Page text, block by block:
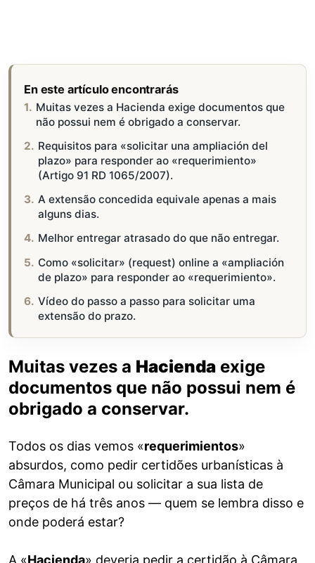
En este artículo encontrarás
Muitas vezes a Hacienda exige documentos que
não possui nem é obrigado a conservar.
Requisitos para «solicitar una ampliación del
plazo» para responder ao «requerimiento»
(Artigo 91 RD 1065/2007).
A extensão concedida equivale apenas a mais
alguns dias.
Melhor entregar atrasado do que não entregar.
Como «solicitar» (request) online a «ampliación
de plazo» para responder ao «requerimiento».
Vídeo do passo a passo para solicitar uma
extensão do prazo.
Muitas vezes a Hacienda exige
documentos que não possui nem é
obrigado a conservar.
Todos os dias vemos «requerimientos»
absurdos, como pedir certidões urbanísticas à
Câmara Municipal ou solicitar a sua lista de
preços de há três anos — quem se lembra disso e
onde poderá estar?
A «Hacienda» deveria pedir a certidão à Câmara